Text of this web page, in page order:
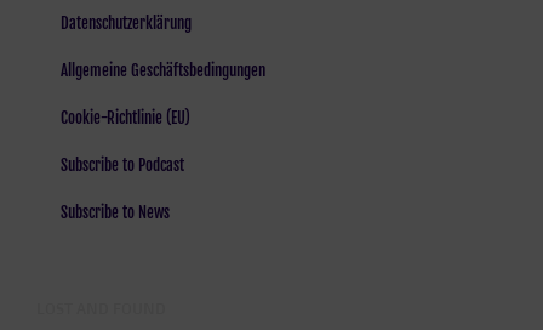
Datenschutzerklärung
Allgemeine Geschäftsbedingungen
Cookie-Richtlinie (EU)
Subscribe to Podcast
Subscribe to News